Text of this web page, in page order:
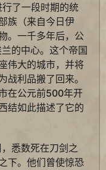
了一段时期的统
族（来自今日伊
。一千多年后，公
的中心。这个帝国
伟大的城市，并将
战利品搬了回来。
在公元前500年开
结如此描述了它的
悉数死在刀剑之
下。他们曾使惊恐